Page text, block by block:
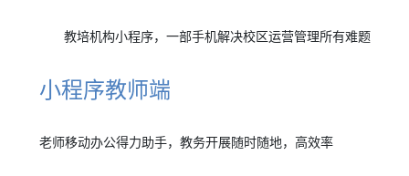
教培机构小程序，一部手机解决校区运营管理所有难题
小程序教师端
老师移动办公得力助手，教务开展随时随地，高效率